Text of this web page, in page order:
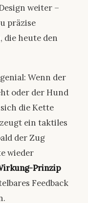
weiter –
präzise
die heute den
Wenn der
oder der Hund
die Kette
ein taktiles
der Zug
wieder
Prinzip
Feedback